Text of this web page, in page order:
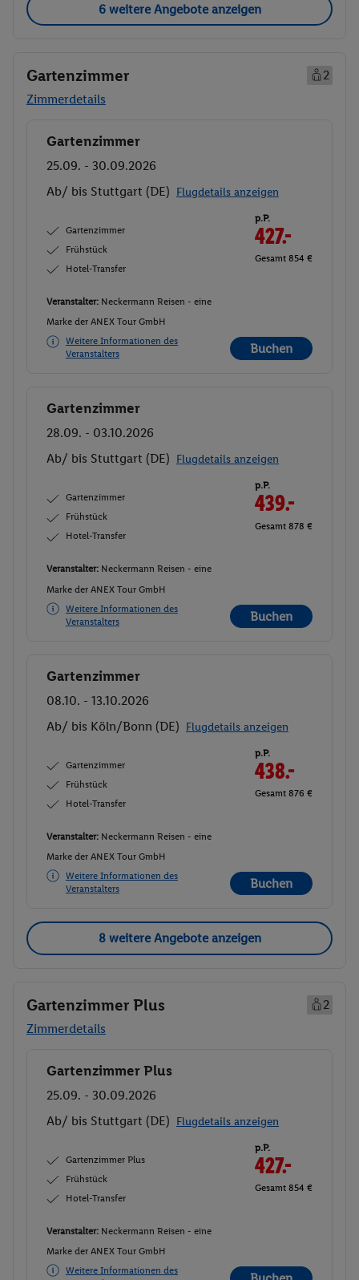
6 weitere Angebote anzeigen
Gartenzimmer
2
Zimmerdetails
Buchen
Gartenzimmer
25.09. - 30.09.2026
Ab/ bis Stuttgart (DE) Flugdetails anzeigen
Gartenzimmer
Frühstück
Hotel-Transfer
p.P.
427.-
Gesamt 854 €
Veranstalter: Neckermann Reisen - eine
Marke der ANEX Tour GmbH
Weitere Informationen des
Veranstalters
Buchen
Buchen
Gartenzimmer
28.09. - 03.10.2026
Ab/ bis Stuttgart (DE) Flugdetails anzeigen
Gartenzimmer
Frühstück
Hotel-Transfer
p.P.
439.-
Gesamt 878 €
Veranstalter: Neckermann Reisen - eine
Marke der ANEX Tour GmbH
Weitere Informationen des
Veranstalters
Buchen
Buchen
Gartenzimmer
08.10. - 13.10.2026
Ab/ bis Köln/Bonn (DE) Flugdetails anzeigen
Gartenzimmer
Frühstück
Hotel-Transfer
p.P.
438.-
Gesamt 876 €
Veranstalter: Neckermann Reisen - eine
Marke der ANEX Tour GmbH
Weitere Informationen des
Veranstalters
Buchen
8 weitere Angebote anzeigen
Gartenzimmer Plus
2
Zimmerdetails
Buchen
Gartenzimmer Plus
25.09. - 30.09.2026
Ab/ bis Stuttgart (DE) Flugdetails anzeigen
Gartenzimmer Plus
Frühstück
Hotel-Transfer
p.P.
427.-
Gesamt 854 €
Veranstalter: Neckermann Reisen - eine
Marke der ANEX Tour GmbH
Weitere Informationen des